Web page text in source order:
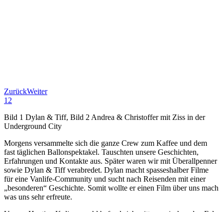
ZurückWeiter
1 2
Bild 1 Dylan & Tiff, Bild 2 Andrea & Christoffer mit Ziss in der
Underground City
Morgens versammelte sich die ganze Crew zum Kaffee und dem
fast täglichen Ballonspektakel. Tauschten unsere Geschichten,
Erfahrungen und Kontakte aus. Später waren wir mit Überallpenner
sowie Dylan & Tiff verabredet. Dylan macht spasseshalber Filme
für eine Vanlife-Community und sucht nach Reisenden mit einer
„besonderen“ Geschichte. Somit wollte er einen Film über uns mach
was uns sehr erfreute.